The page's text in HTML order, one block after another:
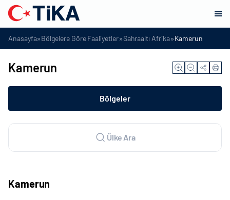
Anasayfa»Bölgelere Göre Faaliyetler»Sahraaltı Afrika»Kamerun
Kamerun
Bölgeler
Ülke Ara
Kamerun